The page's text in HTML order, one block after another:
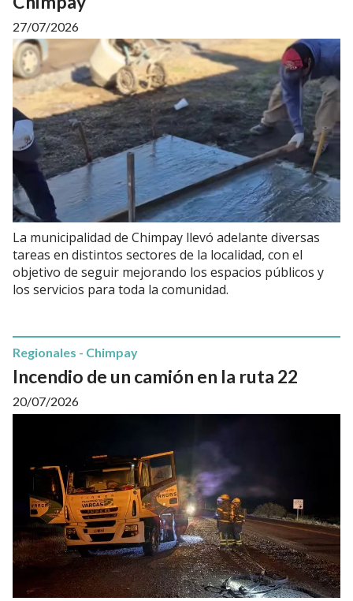
27/07/2026
La municipalidad de Chimpay llevó adelante diversas
tareas en distintos sectores de la localidad, con el
objetivo de seguir mejorando los espacios públicos y
los servicios para toda la comunidad.
Incendio de un camión en la ruta 22
Regionales - Chimpay
20/07/2026